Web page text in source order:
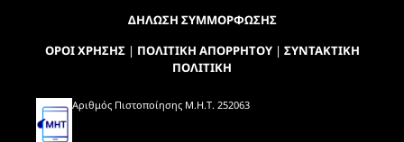
ΔΗΛΩΣΗ ΣΥΜΜΟΡΦΩΣΗΣ
ΟΡΟΙ ΧΡΗΣΗΣ| ΠΟΛΙΤΙΚΗ ΑΠΟΡΡΗΤΟΥ| ΣΥΝΤΑΚΤΙΚΗ
ΠΟΛΙΤΙΚΗ
Αριθμός Πιστοποίησης Μ.Η.Τ. 252063